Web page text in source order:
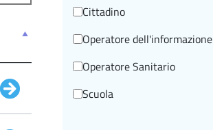
Cittadino
Operatore dell'informazione
Operatore Sanitario
Scuola